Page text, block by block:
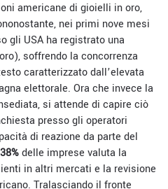
americane di gioielli in oro,
nei primi nove mesi
gli USA ha registrato una
soffrendo la concorrenza
caratterizzato dall’elevata
elettorale. Ora che invece la
si attende di capire ciò
presso gli operatori
di reazione da parte del
38%delle imprese valuta la
in altri mercati e la revisione
Tralasciando il fronte